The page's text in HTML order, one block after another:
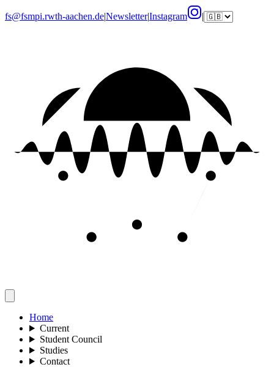
fs@fsmpi.rwth-aachen.de|Newsletter|Instagram |
Home
Current
Student Council
Studies
Contact